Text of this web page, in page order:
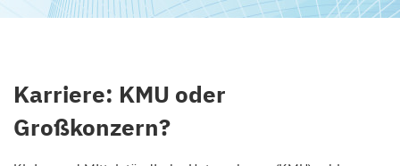
Karriere: KMU oder
Großkonzern?